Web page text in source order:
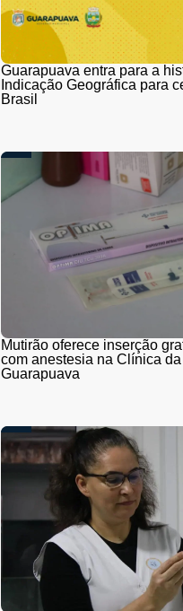
Guarapuava entra para a
Indicação Geográfica para
Brasil
Mutirão oferece inserção
com anestesia na Clínica
Guarapuava